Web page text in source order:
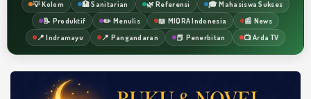
💡 Kolom
🏥 Sanitarian 🌿 Referensi
🎓 Mahasiswa Sukses
📝 Produktif
✏️ Menulis 📖 MIQRA Indonesia
📰 News
📍 Indramayu
📍 Pangandaran 📕 Penerbitan 📺 Arda TV